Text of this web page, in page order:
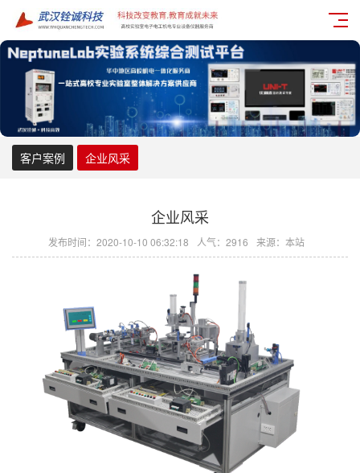
客户案例 企业风采
企业风采
发布时间：2020-10-10 06:32:18 人气：2916 来源：本站